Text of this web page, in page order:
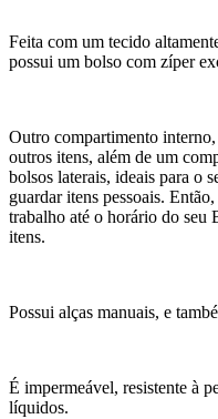
Feita com um tecido
possui um bolso com zíper
Outro compartimento
outros itens, além de um
bolsos laterais, ideais para o
guardar itens pessoais.
trabalho até o horário do seu
itens.
Possui alças manuais, e
É impermeável, resistente à
líquidos.